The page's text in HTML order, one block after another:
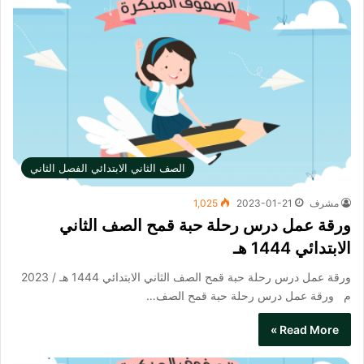
الصف الثاني الابتدائي الفصل الثاني
مشرف 2023-01-21
1,025
ورقة عمل درس رحلة حبة قمح الصف الثاني
الابتدائي 1444 هـ
ورقة عمل درس رحلة حبة قمح الصف الثاني الابتدائي 1444 هـ / 2023
م ورقة عمل درس رحلة حبة قمح الصف…
Read More »